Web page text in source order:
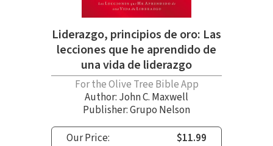
Liderazgo, principios de oro: Las
lecciones que he aprendido de
una vida de liderazgo
For the Olive Tree Bible App
Author: John C. Maxwell
Publisher: Grupo Nelson
Our Price:
$11.99